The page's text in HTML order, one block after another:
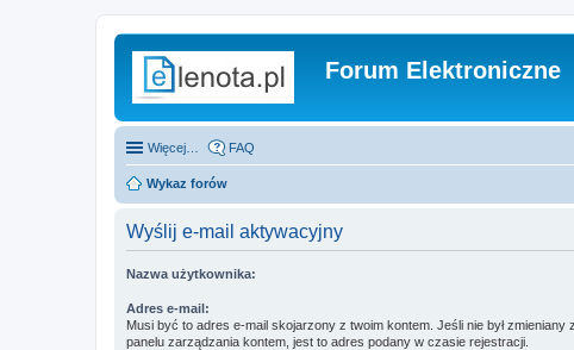
Forum Elektroniczne
Więcej… FAQ
Wykaz forów
Wyślij e-mail aktywacyjny
Nazwa użytkownika:
Adres e-mail:
Musi być to adres e-mail skojarzony z twoim kontem. Jeśli nie był zmieniany
panelu zarządzania kontem, jest to adres podany w czasie rejestracji.